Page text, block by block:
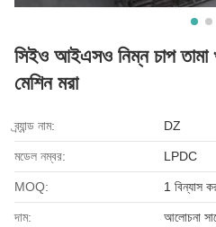
সিইও আইএসও নিম্ন চাপ তামা
মেশিন মরা
ব্র্যান্ড নাম: DZ
মডেল নম্বর: LPDC
MOQ: 1 বিন্যাস
দাম: আলোচনা